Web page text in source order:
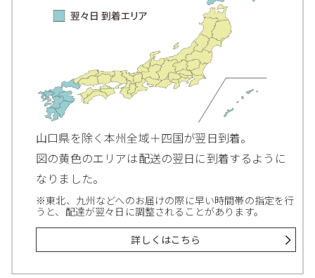
山口県を除く本州全域＋四国が翌日到着。
図の黄色のエリアは配送の翌日に到着するように
なりました。
※東北、九州などへのお届けの際に早い時間帯の指定を行
うと、配達が翌々日に調整されることがあります。
詳しくはこちら